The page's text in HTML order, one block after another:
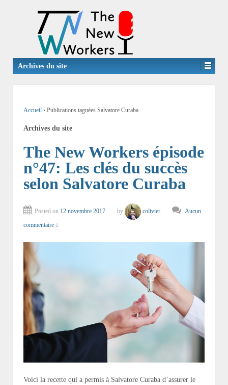
Archives du site
Accueil › Publications taguées Salvatore Curaba
Archives du site
The New Workers épisode
n°47: Les clés du succès
selon Salvatore Curaba
Posted on 12 novembre 2017 by colivier
Aucun
commentaire ↓
Voici la recette qui a permis à Salvatore Curaba d’assurer le